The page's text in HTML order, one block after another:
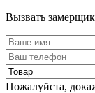
Вызвать
Пожалуйста,